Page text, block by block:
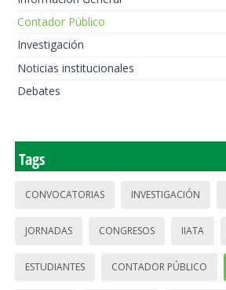
Contador Público
Investigación
Noticias institucionales
Debates
Tags
CONVOCATORIAS INVESTIGACIÓN
JORNADAS CONGRESOS IIATA
ESTUDIANTES CONTADOR PÚBLICO